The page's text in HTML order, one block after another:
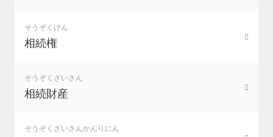
そうぞくけん
相続権
そうぞくざいさん
相続財産
そうぞくざいさんかんりにん